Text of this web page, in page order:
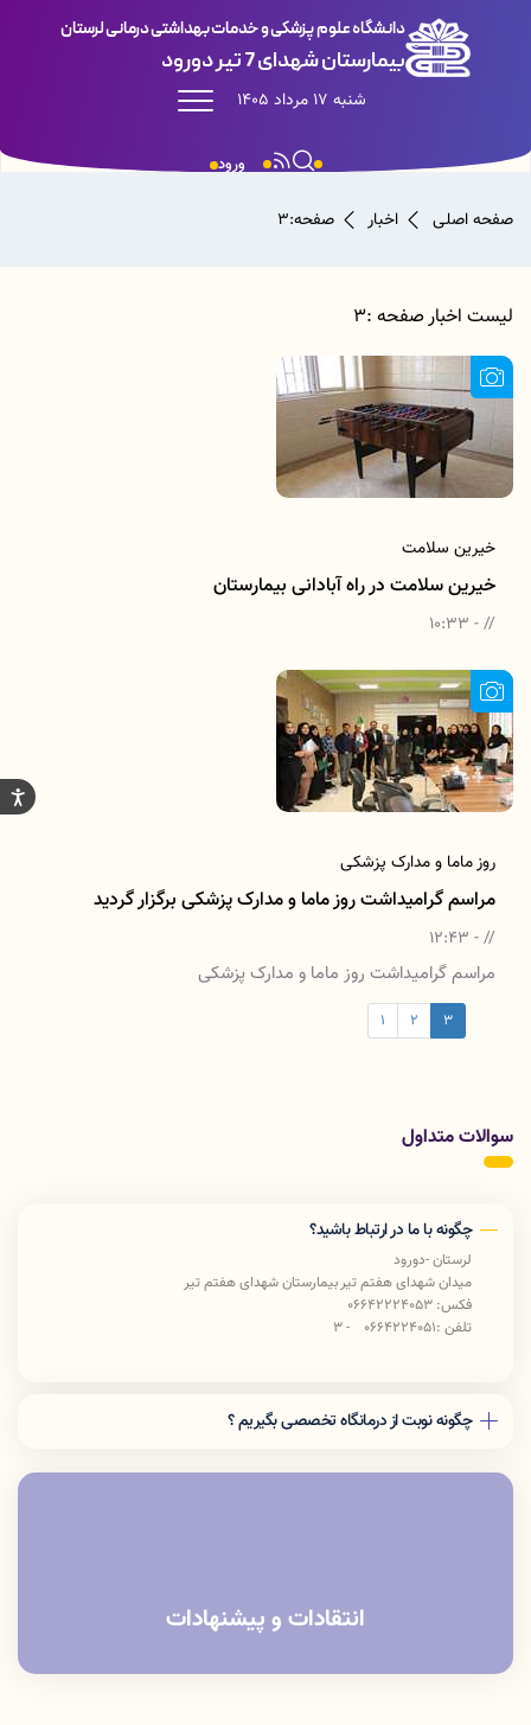
دانشگاه علوم پزشکی و خدمات بهداشتی درمانی لرستان
بیمارستان شهدای 7 تیر دورود
شنبه 17 مرداد 1405
ورود
صفحه اصلی اخبار صفحه:3
لیست اخبار صفحه :3
خیرین سلامت
خیرین سلامت در راه آبادانی بیمارستان
// - 10:33
روز ماما و مدارک پزشکی
مراسم گرامیداشت روز ماما و مدارک پزشکی برگزار گردید
// - 12:43
مراسم گرامیداشت روز ماما و مدارک پزشکی
1 2 3
سوالات متداول
چگونه با ما در ارتباط باشید؟
لرستان -دورود
میدان شهدای هفتم تیر بیمارستان شهدای هفتم تیر
فکس: 06642224053
تلفن :0664224051 - 3
چگونه نوبت از درمانگاه تخصصی بگیریم ؟
http://p24.lums.ac.ir/tcs
انتقادات و پیشنهادات